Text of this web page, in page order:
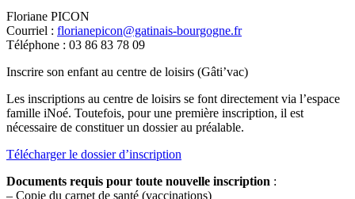
Floriane PICON
Courriel : florianepicon@gatinais-bourgogne.fr
Téléphone : 03 86 83 78 09
Inscrire son enfant au centre de loisirs (Gâti’vac)
Les inscriptions au centre de loisirs se font directement via l’espace
famille iNoé. Toutefois, pour une première inscription, il est
nécessaire de constituer un dossier au préalable.
Télécharger le dossier d’inscription
Documents requis pour toute nouvelle inscription :
– Copie du carnet de santé (vaccinations)